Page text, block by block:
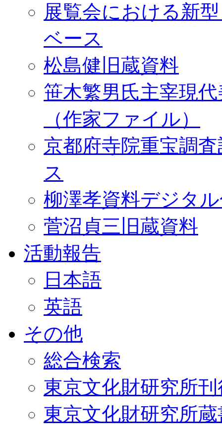
展覧会における新
ベース
松島健旧蔵資料
笹木繁男氏主宰現
（作家ファイル）
京都府寺院重宝調
ス
柳澤孝資料デジタ
菅沼貞三旧蔵資料
活動報告
日本語
英語
その他
総合検索
東京文化財研究所
東京文化財研究所